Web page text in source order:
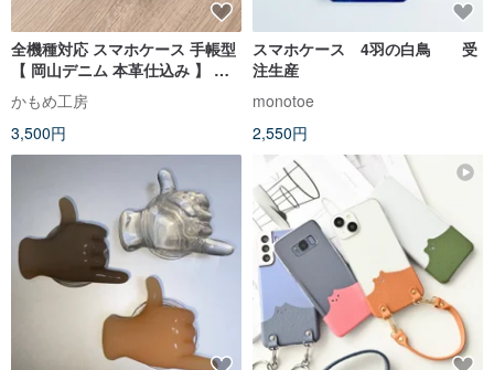
全機種対応 スマホケース 手帳型
【 岡山デニム 本革仕込み 】 ア
ウトドア メンズ 誕生日 ギフト
プレゼント スマホショルダー
AB01M
かもめ工房
3,500円
スマホケース 4羽の白鳥 受
注生産
monotoe
2,550円